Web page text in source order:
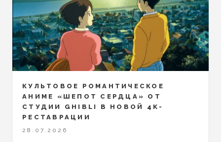
КУЛЬТОВОЕ РОМАНТИЧЕСКОЕ
АНИМЕ «ШЕПОТ СЕРДЦА» ОТ
СТУДИИ GHIBLI В НОВОЙ 4K-
РЕСТАВРАЦИИ
28.07.2026